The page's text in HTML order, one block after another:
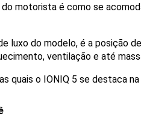
motorista é como se
luxo do modelo, é a posição
ventilação e até
quais o IONIQ 5 se destaca